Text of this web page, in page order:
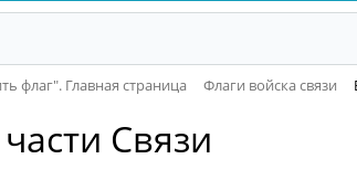
флаг". Главная страница Флаги войска связи
Связи